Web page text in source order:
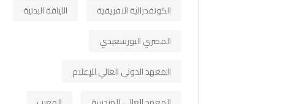
الكونفدرالية الافريقية
اللياقة البدنية
المصري البورسعيدي
المعهد الدولي العالي للإعلام